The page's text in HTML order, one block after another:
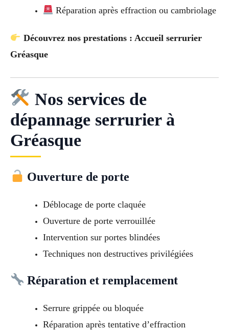
Réparation après effraction ou cambriolage
Découvrez nos prestations : Accueil serrurier
Gréasque
Nos services de
dépannage serrurier à
Gréasque
Ouverture de porte
Déblocage de porte claquée
Ouverture de porte verrouillée
Intervention sur portes blindées
Techniques non destructives privilégiées
Réparation et remplacement
Serrure grippée ou bloquée
Réparation après tentative d’effraction